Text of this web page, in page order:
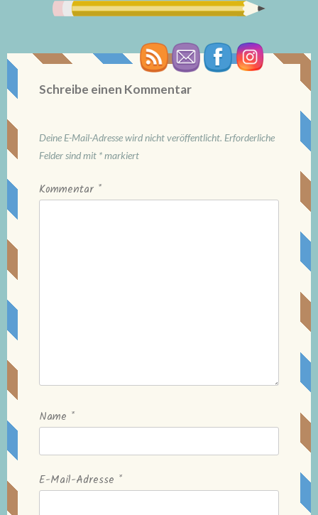
Schreibe einen Kommentar
Deine E-Mail-Adresse wird nicht veröffentlicht. Erforderliche
Felder sind mit *markiert
Kommentar *
Name *
E-Mail-Adresse *